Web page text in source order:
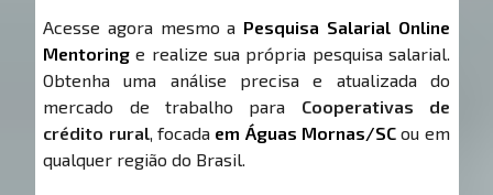
Acesse agora mesmo a Pesquisa Salarial Online
Mentoring e realize sua própria pesquisa salarial.
Obtenha uma análise precisa e atualizada do
mercado de trabalho para Cooperativas de
crédito rural, focada em Águas Mornas/SC ou em
qualquer região do Brasil.